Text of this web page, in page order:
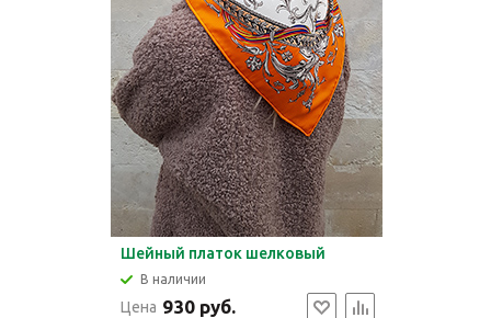
Шейный платок шелковый
В наличии
Цена 930 руб.